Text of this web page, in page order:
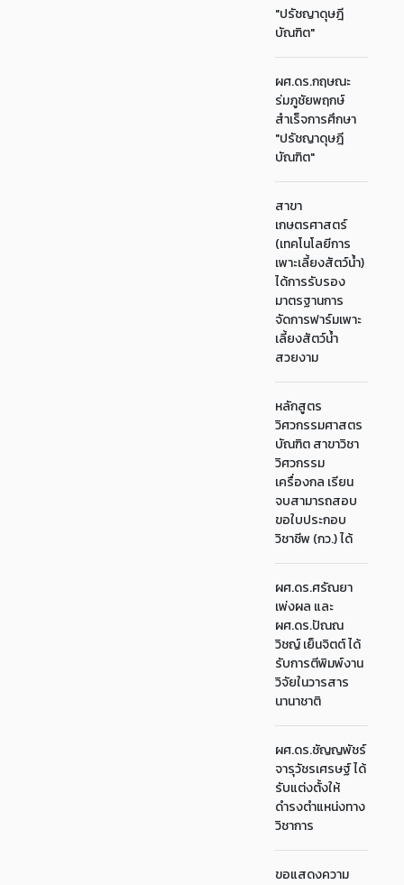
"ปรัชญาดุษฎี
บัณฑิต"
ผศ.ดร.กฤษณะ
ร่มภูชัยพฤกษ์
สำเร็จการศึกษา
"ปรัชญาดุษฎี
บัณฑิต"
สาขา
เกษตรศาสตร์
(เทคโนโลยีการ
เพาะเลี้ยงสัตว์น้ำ)
ได้การรับรอง
มาตรฐานการ
จัดการฟาร์มเพาะ
เลี้ยงสัตว์น้ำ
สวยงาม
หลักสูตร
วิศวกรรมศาสตร
บัณฑิต สาขาวิชา
วิศวกรรม
เครื่องกล เรียน
จบสามารถสอบ
ขอใบประกอบ
วิชาชีพ (กว.) ได้
ผศ.ดร.ศรัณยา
เพ่งผล และ
ผศ.ดร.ปัณณ
วิชญ์ เย็นจิตต์ ได้
รับการตีพิมพ์งาน
วิจัยในวารสาร
นานาชาติ
ผศ.ดร.ชัญญพัชร์
จารุวัชรเศรษฐ์ ได้
รับแต่งตั้งให้
ดำรงตำแหน่งทาง
วิชาการ
ขอแสดงความ